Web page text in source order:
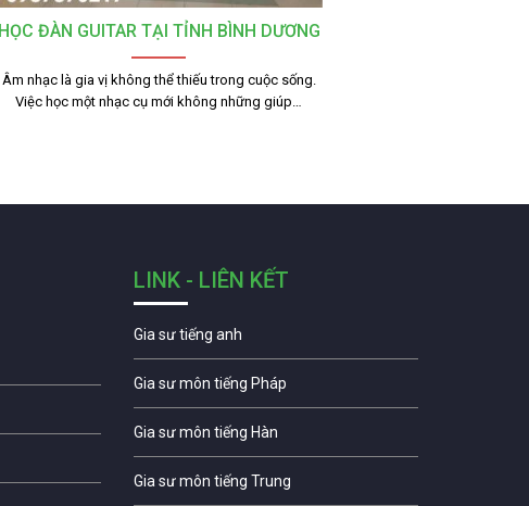
HỌC ĐÀN GUITAR TẠI TỈNH BÌNH DƯƠNG
Âm nhạc là gia vị không thể thiếu trong cuộc sống.
Việc học một nhạc cụ mới không những giúp…
LINK - LIÊN KẾT
Gia sư tiếng anh
Gia sư môn tiếng Pháp
Gia sư môn tiếng Hàn
Gia sư môn tiếng Trung